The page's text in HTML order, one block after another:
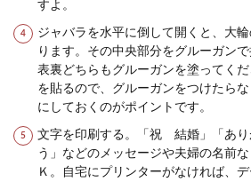
結婚式を行う際は、決
が、その中の一つに席
があります。 ...
シングルマザー
手選び！幸せな再
すよ。
ジャバラを水平に倒して開くと、大
ります。その中央部分をグルーガンで
表裏どちらもグルーガンを塗ってく
を貼るので、グルーガンをつけたら
にしておくのがポイントです。
文字を印刷する。「祝 結婚」「あり
う」などのメッセージや夫婦の名前
Ｋ。自宅にプリンターがなければ、